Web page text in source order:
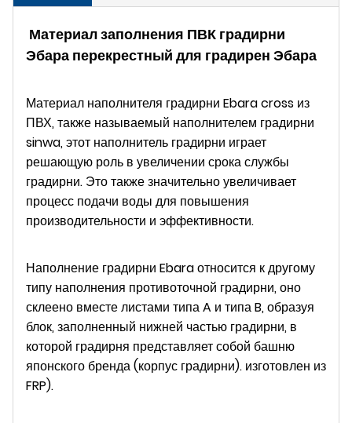
Материал заполнения ПВК градирни
Эбара перекрестный для градирен Эбара
Материал наполнителя градирни Ebara cross из
ПВХ, также называемый наполнителем градирни
sinwa, этот наполнитель градирни играет
решающую роль в увеличении срока службы
градирни. Это также значительно увеличивает
процесс подачи воды для повышения
производительности и эффективности.
Наполнение градирни Ebara относится к другому
типу наполнения противоточной градирни, оно
склеено вместе листами типа A и типа B, образуя
блок, заполненный нижней частью градирни, в
которой градирня представляет собой башню
японского бренда (корпус градирни). изготовлен из
FRP).